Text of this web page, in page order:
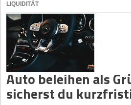
LIQUIDITÄT
Auto beleihen als
sicherst du